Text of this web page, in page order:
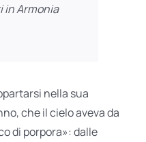
in Armonia
nella sua
che il cielo aveva da
di porpora»: dalle